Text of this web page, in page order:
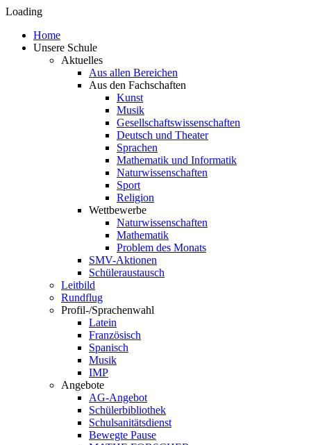
Loading
Home
Unsere Schule
Aktuelles
Aus allen Bereichen
Aus den Fachschaften
Kunst
Musik
Gesellschaftswissenschaften
Deutsch und Theater
Sprachen
Mathematik und Informatik
Naturwissenschaften
Sport
Religion
Wettbewerbe
Naturwissenschaften
Mathematik
Problem des Monats
SMV-Aktionen
Schüleraustausch
Leitbild
Rundflug
Profil-/Sprachenwahl
Latein
Französisch
Spanisch
Musik
IMP
Angebote
AG-Angebot
Schülerbibliothek
Schulsanitätsdienst
Bewegte Pause